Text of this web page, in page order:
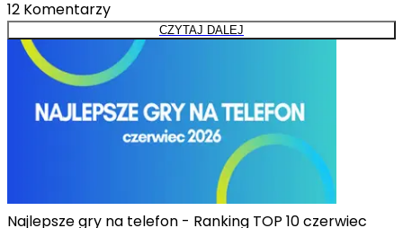
12 Komentarzy
CZYTAJ DALEJ
Najlepsze gry na telefon - Ranking TOP 10 czerwiec